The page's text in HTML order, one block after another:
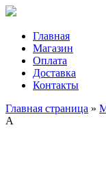
Главная
Магазин
Оплата
Доставка
Контакты
Главная страница »
А